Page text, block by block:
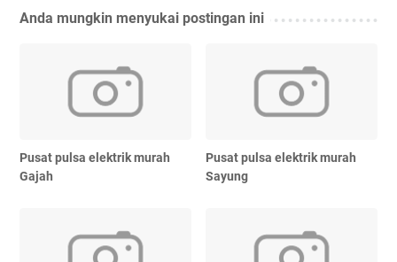
Anda mungkin menyukai postingan ini
Pusat pulsa elektrik murah
Gajah
Pusat pulsa elektrik murah
Sayung